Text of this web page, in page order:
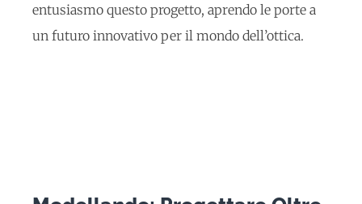
entusiasmo questo progetto, aprendo le porte a
un futuro innovativo per il mondo dell’ottica.